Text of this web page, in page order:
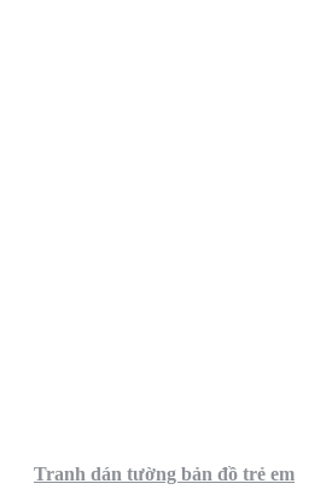
Tranh dán tường bản đồ trẻ em